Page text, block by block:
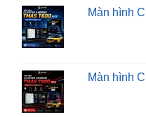
Màn hình
BÀI VIẾT MỚI